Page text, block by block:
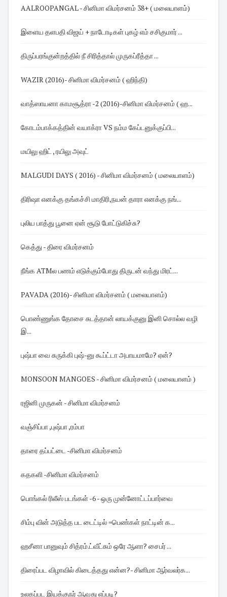
AALROOPANGAL - சினிமா விமர்சனம் 38+ ( மலையாளம்)
இளைய தளபதி விஜய் + நாடோடிகள் புகழ் எம் சசிகுமார் ...
திருப்பரங்குன்றத்தில் நீ சிரித்தால் முருகப்ரீத்தா ...
WAZIR (2016)- சினிமா விமர்சனம் ( ஹிந்தி)
வாத்ஸாயனா காமசூத்ரா -2 (2016)-சினிமா விமர்சனம் ( ஹ...
கோடம்பாக்கத்தின் வயாக்ரா VS நம்ம கேப்டனுக்குப்பி...
மயிலு ஹிட் , ரயிலு அவுட்
MALGUDI DAYS ( 2016) - சினிமா விமர்சனம் ( மலையாளம்)
திரிஷா எனக்கு தங்கச்சி மாதிரி,நயன் தாரா எனக்கு நங்...
புலிய பாத்து பூனை ஏன் சூடு போட்டுகிச்சு?
கெத்து - திரை விமர்சனம்
நீங்க ATMல பணம் எடுக்கும்போது திருடன் வந்து மிரட்...
PAVADA (2016)- சினிமா விமர்சனம் ( மலையாளம்)
பொண்ணுங்க தோசை சுடத்தான் லாயக்குனு இனி சொல்ல வழி
இ...
புஷ்பா வை சுருக்கி புஷ்-னு கூப்ட்டா அபாயமாமே? ஏன்?
MONSOON MANGOES - சினிமா விமர்சனம் ( மலையாளம் )
ரஜினி முருகன் - சினிமா விமர்சனம்
வஞ்சிப்பா ,புஷ்பா ,ரம்பா
தாரை தப்பட்டை -சினிமா விமர்சனம்
கதகளி -சினிமா விமர்சனம்
பொங்கல் ரிலீஸ் படங்கள் -6 - ஒரு முன்னோட்டப்பார்வை
சிம்பு வின் அடுத்த பட டைட்டில் =பெண்கள் நாட்டின் க...
ஹசீனா பானுவும் சித்ரம்.ட்வீட்சும் ஒரே ஆளா? சைபர் ...
திரைப்பட விழாவில் கிடைத்தது என்ன?- சினிமா ஆர்வலர்க...
உலகப்பட இயக்குநர் ஆவது எப்படி?